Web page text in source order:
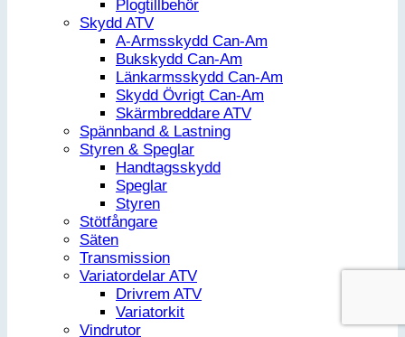
Plogtillbehör
Skydd ATV
A-Armsskydd Can-Am
Bukskydd Can-Am
Länkarmsskydd Can-Am
Skydd Övrigt Can-Am
Skärmbreddare ATV
Spännband & Lastning
Styren & Speglar
Handtagsskydd
Speglar
Styren
Stötfångare
Säten
Transmission
Variatordelar ATV
Drivrem ATV
Variatorkit
Vindrutor